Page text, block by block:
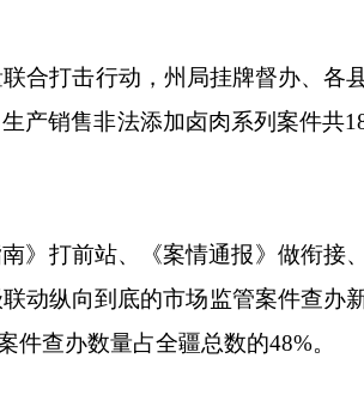
合打击行动，州局挂牌督办、各
产销售非法添加卤肉系列案件共
南》打前站、 《案情通报》做衔接
动纵向到底的市场监管案件查办
件查办数量占全疆总数的48%。